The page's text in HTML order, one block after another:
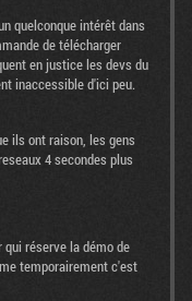
quelconque intérêt dans
de télécharger
en justice les devs du
inaccessible d'ici peu.
ils ont raison, les gens
4 secondes plus
réserve la démo de
temporairement c'est